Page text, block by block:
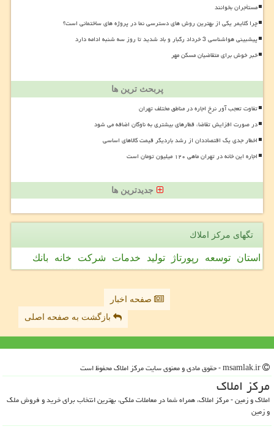
مستأجران بخوانند
چرا کلایمر یکی از بهترین روش های دسترسی نما در پروژه های ساختمانی است؟
پیشبینی هواشناسی 3 خرداد رگبار و باد شدید تا روز سه شنبه ادامه دارد
خبر خوش برای متقاضیان مسکن مهر
پربحث ترین ها
تفاوت تعجب آور نرخ اجاره در مناطق مختلف تهران
در صورت افزایش تقاضا، قطارهای بیشتری به ناوگان اضافه می شود
اخطار جدی یک اقتصاددان از رشد باردیگر قیمت کالاهای اساسی
اجاره این خانه در تهران ماهی ۱۲۰ میلیون تومان است
جدیدترین ها
تگهای مركز املاك
استان توسعه رپورتاژ تولید خدمات شركت خانه بانك
صفحه اخبار
بازگشت به صفحه اصلی
مركز املاك
املاک و زمین - مرکز املاک، همراه شما در معاملات ملکی، بهترین انتخاب برای خرید و فروش ملک
و زمین